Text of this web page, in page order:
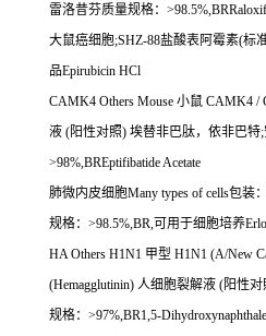
雷洛昔芬质量规格：
大鼠癌细胞;SHZ-88盐酸表阿霉素(标
品Epirubicin HCl
CAMK4 Others Mouse 小鼠 CAMK4 /
液 (阳性对照) 埃替非巴肽，依非巴特;
>98%,BREptifibatide Acetate
肺微内皮细胞Many types of cells包装：
规格： >98.5%,BR,可用于细胞培养
HA Others H1N1 甲型 H1N1 (A/New
(Hemagglutinin) 人细胞裂解液 (阳性对
规格： >97%,BR1,5-